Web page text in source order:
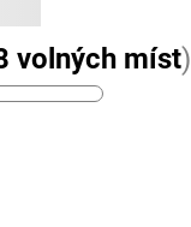
volných míst)